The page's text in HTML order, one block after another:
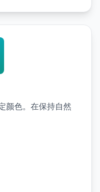
颜色。在保持自然